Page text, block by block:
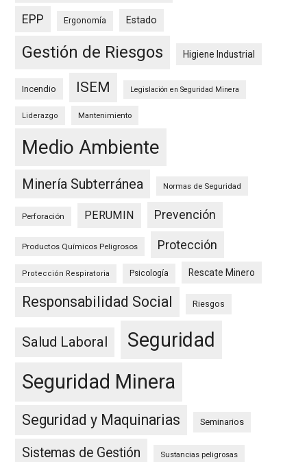
EPP Ergonomía Estado
Gestión de Riesgos Higiene Industrial
Incendio ISEM Legislación en Seguridad Minera
Liderazgo Mantenimiento
Medio Ambiente
Minería Subterránea Normas de Seguridad
Perforación PERUMIN Prevención
Productos Químicos Peligrosos Protección
Protección Respiratoria Psicología Rescate Minero
Responsabilidad Social Riesgos
Salud Laboral
Seguridad
Seguridad Minera
Seguridad y Maquinarias Seminarios
Sistemas de Gestión Sustancias peligrosas